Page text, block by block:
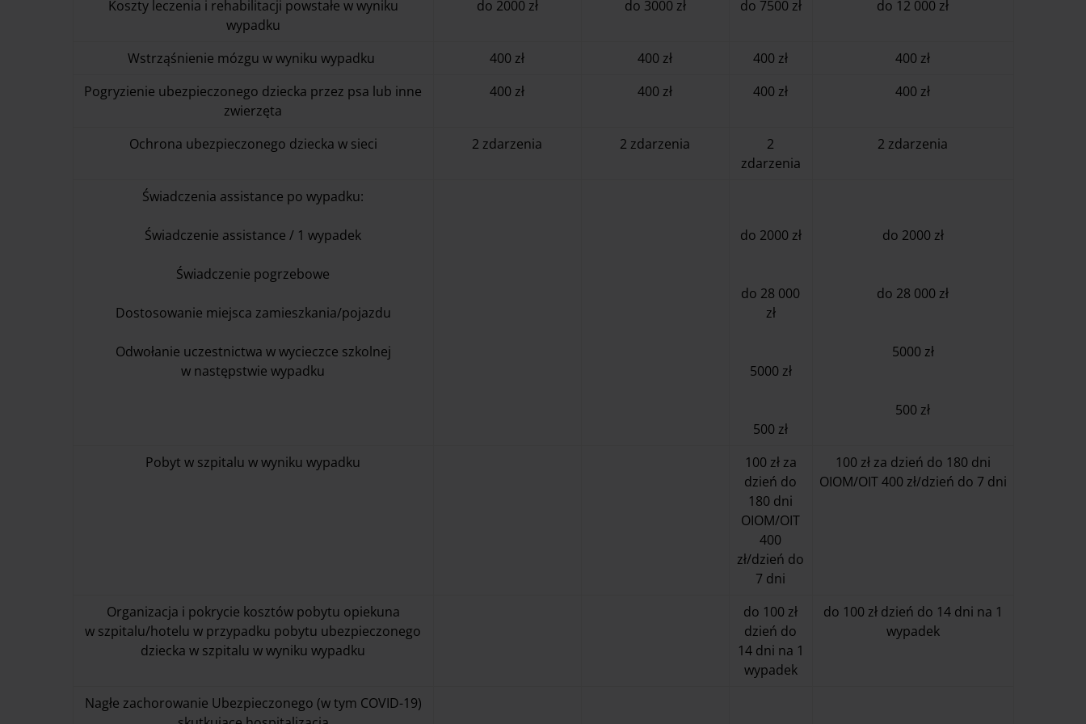
Koszty leczenia i rehabilitacji powstałe w wyniku
wypadku
do 2000 zł do 3000 zł do 7500 zł do 12 000 zł
Wstrząśnienie mózgu w wyniku wypadku 400 zł 400 zł 400 zł
400 zł
Pogryzienie ubezpieczonego dziecka przez psa lub inne
zwierzęta
400 zł 400 zł 400 zł 400 zł
Ochrona ubezpieczonego dziecka w sieci 2 zdarzenia 2 zdarzenia
2
zdarzenia
2 zdarzenia
Świadczenia assistance po wypadku:
Świadczenie assistance / 1 wypadek
Świadczenie pogrzebowe
Dostosowanie miejsca zamieszkania/pojazdu
Odwołanie uczestnictwa w wycieczce szkolnej
w następstwie wypadku
do 2000 zł
do 28 000
zł
5000 zł
500 zł
do 2000 zł
do 28 000 zł
5000 zł
500 zł
Pobyt w szpitalu w wyniku wypadku
100 zł za
dzień do
180 dni
OIOM/OIT
400
zł/dzień do
7 dni
100 zł za dzień do 180 dni
OIOM/OIT 400 zł/dzień do 7 dni
Organizacja i pokrycie kosztów pobytu opiekuna
w szpitalu/hotelu w przypadku pobytu ubezpieczonego
dziecka w szpitalu w wyniku wypadku
do 100 zł
dzień do
14 dni na 1
wypadek
do 100 zł dzień do 14 dni na 1
wypadek
Nagłe zachorowanie Ubezpieczonego (w tym COVID-19)